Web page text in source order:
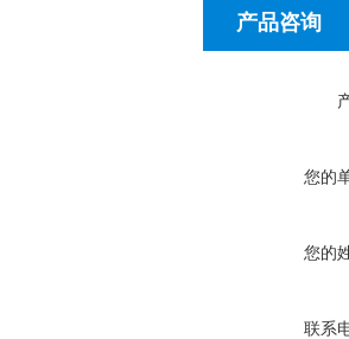
产品咨询
您的
您的
联系